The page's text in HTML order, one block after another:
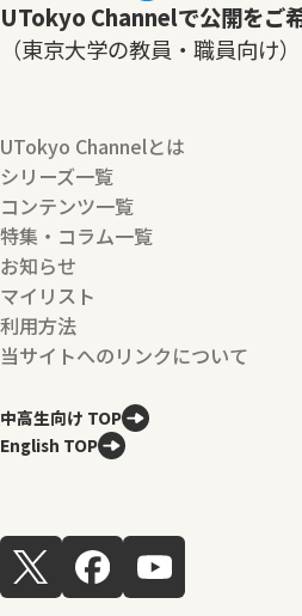
UTokyo Channelで公開をご
（東京大学の教員・職員向け）
UTokyo Channelとは
シリーズ一覧
コンテンツ一覧
特集・コラム一覧
お知らせ
マイリスト
利用方法
当サイトへのリンクについて
中高生向け TOP
English TOP